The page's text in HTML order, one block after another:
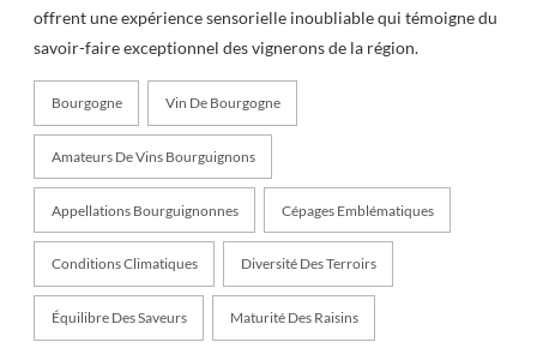
offrent une expérience sensorielle inoubliable qui témoigne du
savoir-faire exceptionnel des vignerons de la région.
Bourgogne Vin De Bourgogne
Amateurs De Vins Bourguignons
Appellations Bourguignonnes Cépages Emblématiques
Conditions Climatiques Diversité Des Terroirs
Équilibre Des Saveurs Maturité Des Raisins